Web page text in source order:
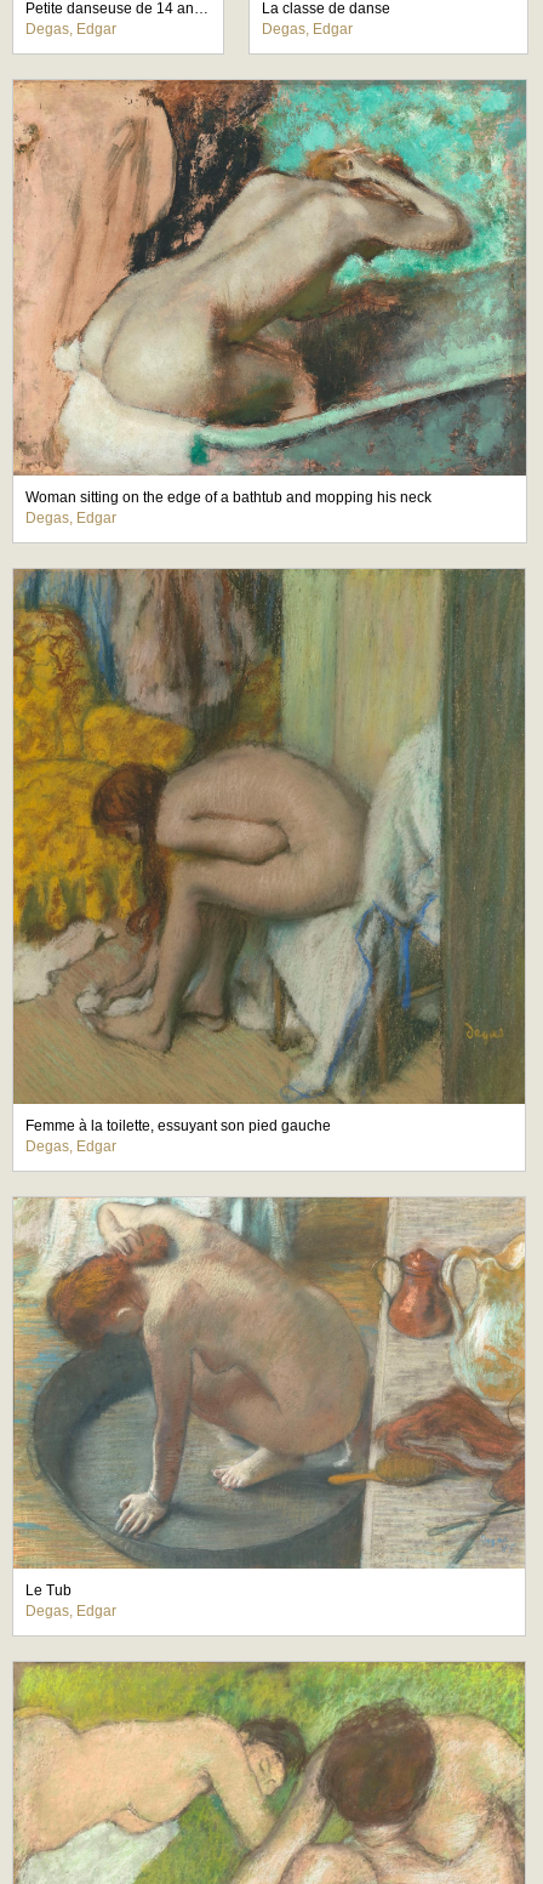
Petite danseuse de 14 ans ou Grande danseuse habillée
Degas, Edgar
La classe de danse
Degas, Edgar
Woman sitting on the edge of a bathtub and mopping his neck
Degas, Edgar
Femme à la toilette, essuyant son pied gauche
Degas, Edgar
Le Tub
Degas, Edgar